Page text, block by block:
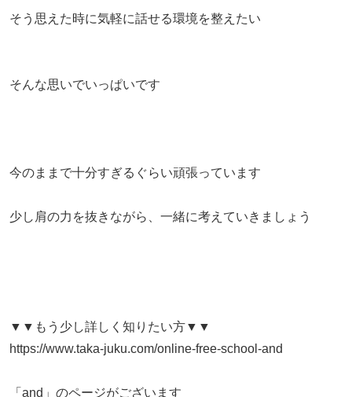
そう思えた時に気軽に話せる環境を整えたい
そんな思いでいっぱいです
今のままで十分すぎるぐらい頑張っています
​少し肩の力を抜きながら、一緒に考えていきましょう
▼▼もう少し詳しく知りたい方▼▼
https://www.taka-juku.com/online-free-school-and
「and」のページがございます